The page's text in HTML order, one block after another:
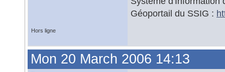
Géoportail du SSIG :
Hors ligne
Mon 20 March 2006 14:13